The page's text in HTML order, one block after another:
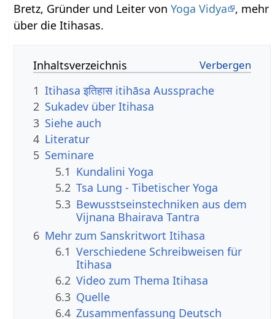
Bretz, Gründer und Leiter vonYoga Vidya
, mehr
über die Itihasas.
Inhaltsverzeichnis
1 Itihasa इतिहास itihāsa Aussprache
2 Sukadev über Itihasa
3 Siehe auch
4 Literatur
5 Seminare
5.1 Kundalini Yoga
5.2 Tsa Lung - Tibetischer Yoga
5.3 Bewusstseinstechniken aus dem
Vijnana Bhairava Tantra
6 Mehr zum Sanskritwort Itihasa
6.1 Verschiedene Schreibweisen für
Itihasa
6.2 Video zum Thema Itihasa
6.3 Quelle
6.4 Zusammenfassung Deutsch